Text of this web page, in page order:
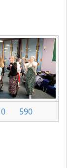
0 590